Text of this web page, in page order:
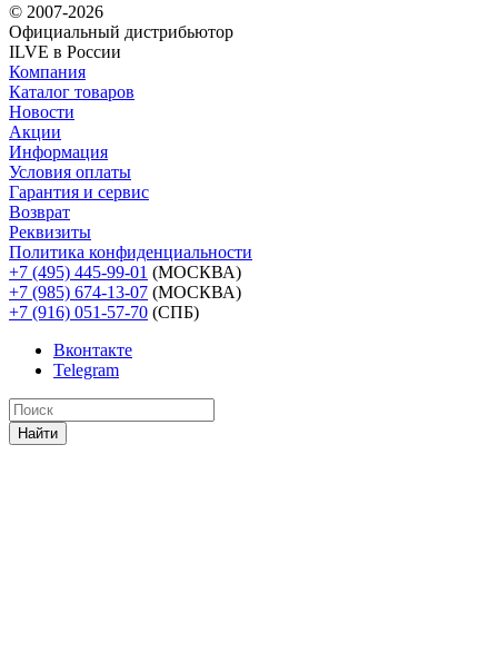
© 2007-2026
Официальный дистрибьютoр
ILVE в России
Компания
Каталог товаров
Новости
Акции
Информация
Условия оплаты
Гарантия и сервис
Возврат
Реквизиты
Политика конфиденциальности
+7 (495) 445-99-01 (МОСКВА)
+7 (985) 674-13-07 (МОСКВА)
+7 (916) 051-57-70 (СПБ)
Вконтакте
Telegram
Найти